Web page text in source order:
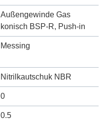
Außengewinde Gas
konisch BSP-R, Push-in
Messing
Nitrilkautschuk NBR
0
0.5